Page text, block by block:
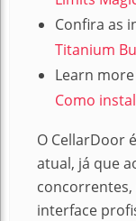
Confira as
Titanium
Learn
Como
O CellarDoor
atual, já que
concorrentes,
interface